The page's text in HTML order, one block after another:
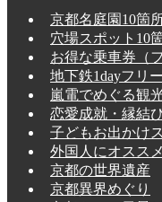
京都名庭園10箇
穴場スポット10
お得な乗車券（
地下鉄1dayフリ
嵐電でめぐる観
恋愛成就・縁結
子どもお出かけ
外国人にオスス
京都の世界遺産
京都異界めぐり